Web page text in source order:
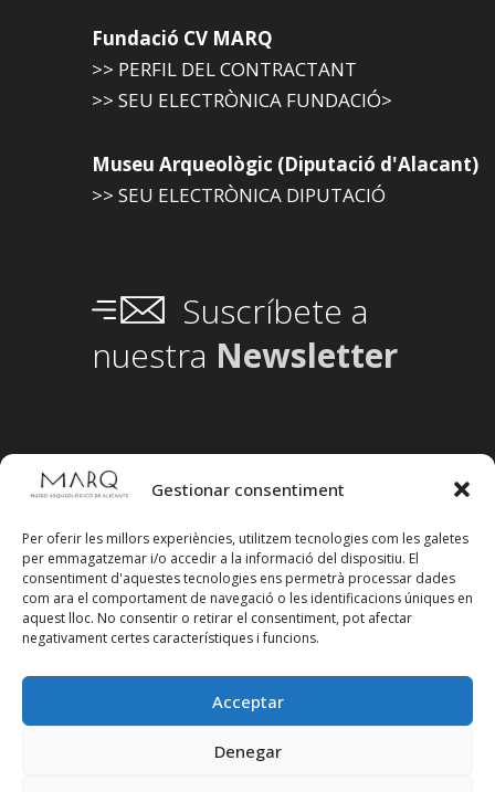
Gestionar consentiment
Per oferir les millors experiències, utilitzem tecnologies com les galetes
per emmagatzemar i/o accedir a la informació del dispositiu. El
consentiment d'aquestes tecnologies ens permetrà processar dades
com ara el comportament de navegació o les identificacions úniques en
aquest lloc. No consentir o retirar el consentiment, pot afectar
negativament certes característiques i funcions.
Acceptar
Denegar
Fundació CV MARQ
>> PERFIL DEL CONTRACTANT
>> SEU ELECTRÒNICA FUNDACIÓ>
Museu Arqueològic (Diputació d'Alacant)
>> SEU ELECTRÒNICA DIPUTACIÓ
Suscríbete a
nuestra Newsletter
Segueix-nos en xarxes socials